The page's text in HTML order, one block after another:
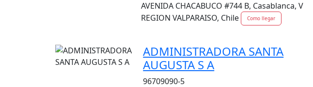
AVENIDA CHACABUCO #744 B, Casablanca, V
REGION VALPARAISO, Chile
Como llegar
ADMINISTRADORA SANTA
AUGUSTA S A
96709090-5